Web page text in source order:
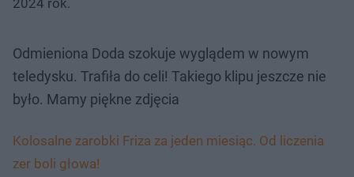
Odmieniona Doda szokuje wyglądem w nowym
teledysku. Trafiła do celi! Takiego klipu jeszcze nie
było. Mamy piękne zdjęcia
Kolosalne zarobki Friza za jeden miesiąc. Od liczenia
zer boli głowa!